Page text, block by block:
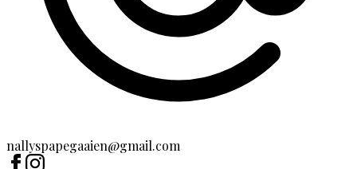
nallyspapegaaien@gmail.com